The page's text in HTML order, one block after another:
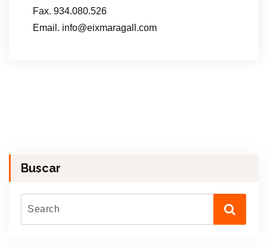
Fax. 934.080.526
Email. info@eixmaragall.com
Buscar